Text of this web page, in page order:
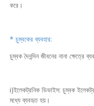
করে।
* চুম্বকের ব্যবহার:
চুম্বক দৈনন্দিন জীবনের নানা ক্ষেত্রে
i)ইলেকট্রনিক ডিভাইস: চুম্বক
মধ্যে ব্যবহৃত হয়।